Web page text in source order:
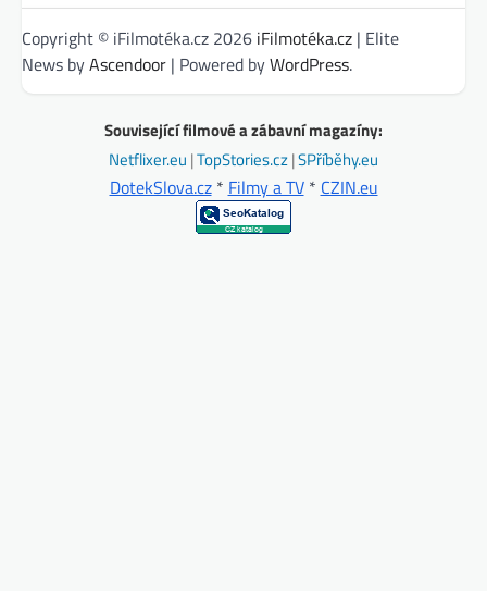
Copyright © iFilmotéka.cz 2026 iFilmotéka.cz | Elite
News byAscendoor | Powered byWordPress.
Související filmové a zábavní magazíny:
Netflixer.eu |TopStories.cz|SPříběhy.eu
DotekSlova.cz* Filmy a TV* CZIN.eu